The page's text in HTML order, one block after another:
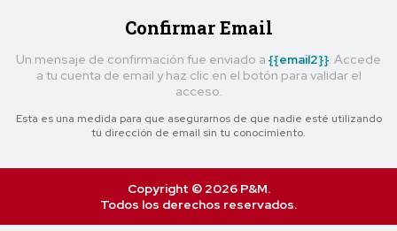
Confirmar Email
Un mensaje de confirmación fue enviado a {{email2}} . Accede
a tu cuenta de email y haz clic en el botón para validar el
acceso.
Esta es una medida para que asegurarnos de que nadie esté utilizando
tu dirección de email sin tu conocimiento.
Copyright © 2026 P&M.
Todos los derechos reservados.